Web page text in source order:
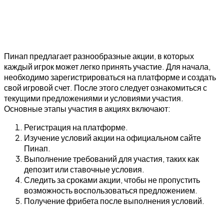
Пинап предлагает разнообразные акции, в которых
каждый игрок может легко принять участие. Для начала,
необходимо зарегистрироваться на платформе и создать
свой игровой счет. После этого следует ознакомиться с
текущими предложениями и условиями участия.
Основные этапы участия в акциях включают:
Регистрация на платформе.
Изучение условий акции на официальном сайте
Пинап.
Выполнение требований для участия, таких как
депозит или ставочные условия.
Следить за сроками акции, чтобы не пропустить
возможность воспользоваться предложением.
Получение фрибета после выполнения условий.